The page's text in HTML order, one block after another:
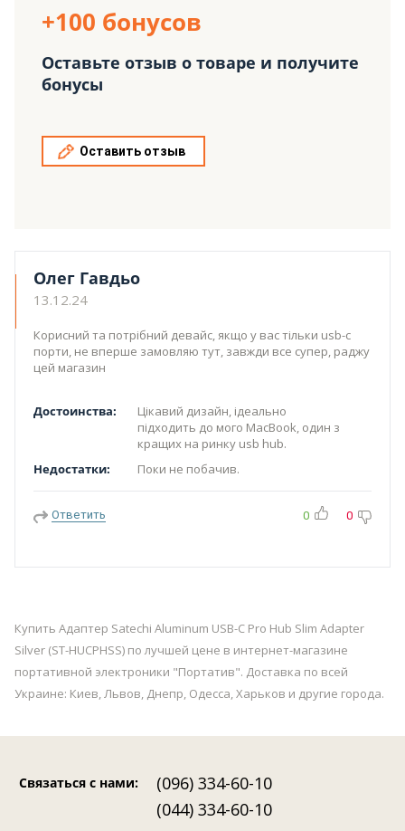
+100 бонусов
Оставьте отзыв о товаре и получите
бонусы
Оставить отзыв
Олег Гавдьо
13.12.24
Корисний та потрібний девайс, якщо у вас тільки usb-c
порти, не вперше замовляю тут, завжди все супер, раджу
цей магазин
Достоинства:
Цікавий дизайн, ідеально
підходить до мого MacBook, один з
кращих на ринку usb hub.
Недостатки:
Поки не побачив.
Ответить 0 0
Купить Адаптер Satechi Aluminum USB-C Pro Hub Slim Adapter
Silver (ST-HUCPHSS) по лучшей цене в интернет-магазине
портативной электроники "Портатив". Доставка по всей
Украине: Киев, Львов, Днепр, Одесса, Харьков и другие города.
Связаться с нами:
(096) 334-60-10
(044) 334-60-10